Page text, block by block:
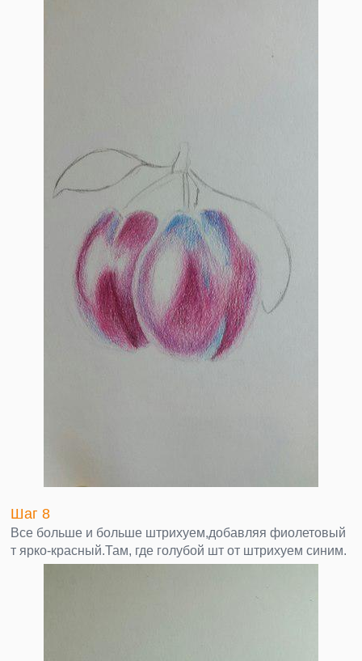
Шаг 8
Все больше и больше штрихуем,добавляя фиолетовый
т ярко-красный.Там, где голубой шт от штрихуем синим.